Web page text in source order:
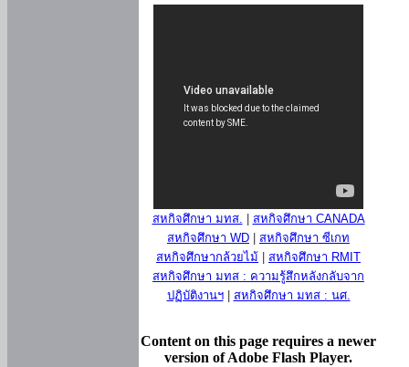
สหกิจศึกษา มทส.
สหกิจศึกษา CANADA
สหกิจศึกษา WD
สหกิจศึกษา ซีเกท
สหกิจศึกษากล้วยไม้
สหกิจศึกษา RMIT
สหกิจศึกษา มทส : ความรู้สึกหลังกลับจาก
ปฏิบัติงานฯ| สหกิจศึกษา มทส : นศ.
Content on this page requires a newer
version of Adobe Flash Player.